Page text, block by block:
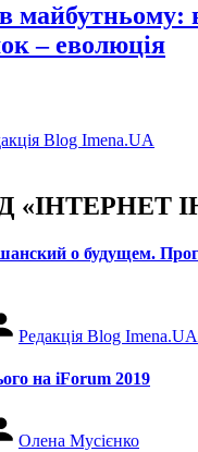
майбутньому:
– еволюція
Blog Imena.UA
«ІНТЕРНЕТ
о будущем.
Редакція Blog Imena.UA
на iForum 2019
Олена Мусієнко